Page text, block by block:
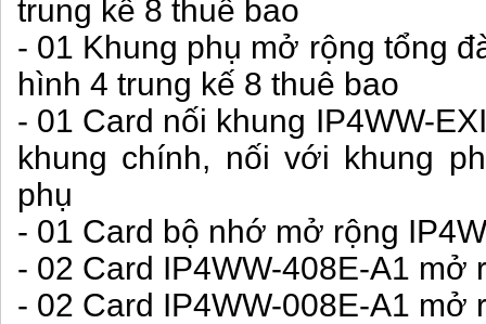
trung kế 8 thuê bao
- 01 Khung phụ mở rộng tổng
hình 4 trung kế 8 thuê bao
- 01 Card nối khung IP4WW-
khung chính, nối với khung
phụ
- 01 Card bộ nhớ mở rộng
- 02 Card IP4WW-408E-A1 mở
- 02 Card IP4WW-008E-A1 mở